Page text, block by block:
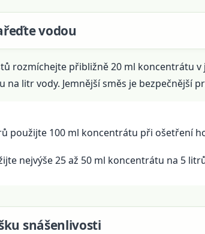
vodou
rozmíchejte přibližně 20 ml koncentrátu
litr vody. Jemnější směs je bezpečnější
použijte 100 ml koncentrátu při ošetření
nejvýše 25 až 50 ml koncentrátu na 5
snášenlivosti